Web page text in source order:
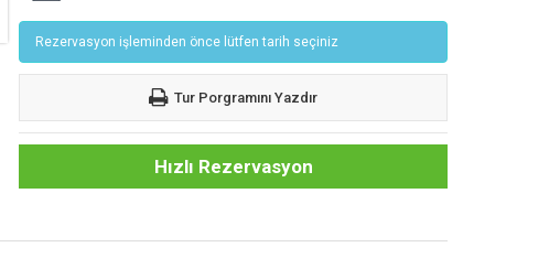
Rezervasyon işleminden önce lütfen tarih seçiniz
Tur Porgramını Yazdır
Hızlı Rezervasyon